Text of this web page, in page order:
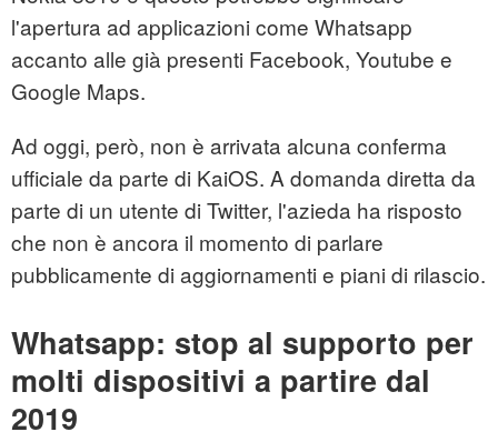
l'apertura ad applicazioni come Whatsapp
accanto alle già presenti Facebook, Youtube e
Google Maps.
Ad oggi, però, non è arrivata alcuna conferma
ufficiale da parte di KaiOS. A domanda diretta da
parte di un utente di Twitter, l'azieda ha risposto
che non è ancora il momento di parlare
pubblicamente di aggiornamenti e piani di rilascio.
Whatsapp: stop al supporto per
molti dispositivi a partire dal
2019